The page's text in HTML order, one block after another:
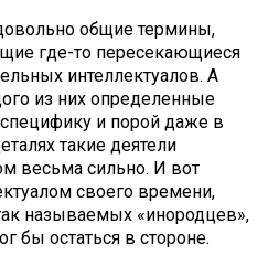
общие термины,
где-то пересекающиеся
интеллектуалов. А
из них определенные
и порой даже в
такие деятели
весьма сильно. И вот
своего времени,
называемых «инородцев»,
бы остаться в стороне.